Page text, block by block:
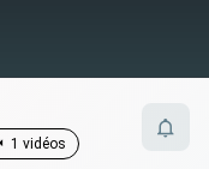
1 vidéos